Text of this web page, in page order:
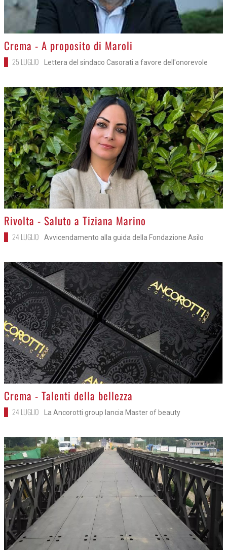
>
Crema - A proposito di Maroli
25 LUGLIO Lettera del sindaco Casorati a favore dell'onorevole
>
Rivolta - Saluto a Tiziana Marino
24 LUGLIO Avvicendamento alla guida della Fondazione Asilo
>
Crema - Talenti della bellezza
24 LUGLIO La Ancorotti group lancia Master of beauty